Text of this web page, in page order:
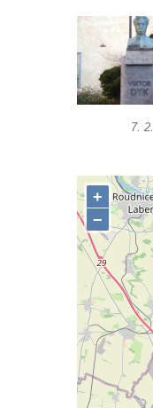
7.